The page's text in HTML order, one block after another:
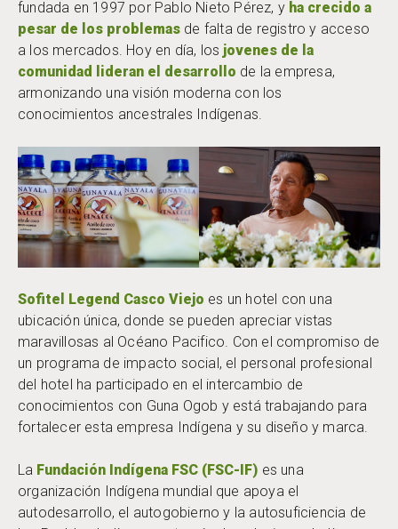
fundada en 1997 por Pablo Nieto Pérez, y ha crecido a
pesar de los problemas de falta de registro y acceso
a los mercados. Hoy en día, los jovenes de la
comunidad lideran el desarrollo de la empresa,
armonizando una visión moderna con los
conocimientos ancestrales Indígenas.
Sofitel Legend Casco Viejo es un hotel con una
ubicación única, donde se pueden apreciar vistas
maravillosas al Océano Pacifico. Con el compromiso de
un programa de impacto social, el personal profesional
del hotel ha participado en el intercambio de
conocimientos con Guna Ogob y está trabajando para
fortalecer esta empresa Indígena y su diseño y marca.
La Fundación Indígena FSC (FSC-IF) es una
organización Indígena mundial que apoya el
autodesarrollo, el autogobierno y la autosuficiencia de